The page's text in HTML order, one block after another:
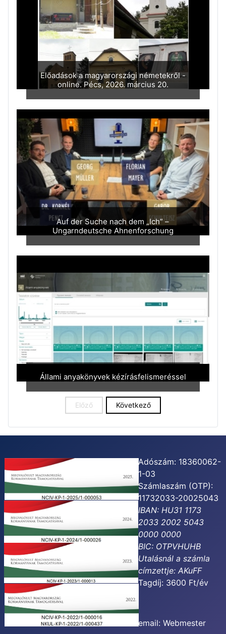
Előadások a magyarországi németekről -
online. Pécs, 2026. március 20.
Auf der Suche nach dem „Ich” –
Ungarndeutsche Ahnenforschung
Állami anyakönyvek kézírásfelismeréssel
Előző Következő
Adószám: 18360062-
1-03
Számlaszám (OTP):
11732033-20025043
IBAN: HU31 1173
2033 2002 5043
0000 0000
BIC: OTPVHUHB
Utalásnál a számla
címzettje:AKuFF
Tagdíj: 3600 Ft/év
email:Webmester